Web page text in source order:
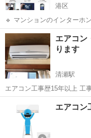
港区
🔹 マンションのインターホ
ックがない物件でも後付け可能！ マンションのインターホ
時に、最新の顔認証オート
安全性・利便性を向上...
東京 港区
エアコン
ります
清瀬駅
エアコン工事歴15年以上 工
不動産・オーナーさんからの実績・リ
体セット 6畳用標準工事代
¥80,000〜 ...
エアコ